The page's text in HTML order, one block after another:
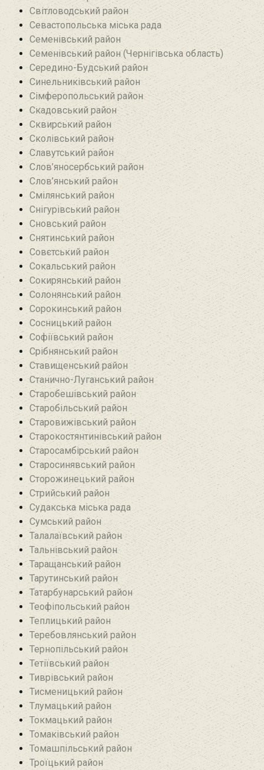
Світловодський район
Севастопольська міська рада
Семенівський район
Семенівський район (Чернігівська область)
Середино-Будський район
Синельниківський район
Сімферопольський район
Скадовський район
Сквирський район
Сколівський район
Славутський район
Слов’яносербський район
Слов’янський район
Смілянський район
Снігурівський район‎
Сновський район
Снятинський район
Совєтський район
Сокальський район
Сокирянський район
Солонянський район
Сорокинський район
Сосницький район
Софіївський район
Срібнянський район‎
Ставищенський район
Станично-Луганський район‎
Старобешівський район‎
Старобільський район
Старовижівський район
Старокостянтинівський район
Старосамбірський район
Старосинявський район
Сторожинецький район
Стрийський район
Судакська міська рада
Сумський район
Талалаївський район
Тальнівський район
Таращанський район
Тарутинський район
Татарбунарський район
Теофіпольський район‎
Теплицький район
Теребовлянський район
Тернопільський район
Тетіївський район
Тиврівський район
Тисменицький район
Тлумацький район
Токмацький район
Томаківський район
Томашпільський район
Троїцький район‎